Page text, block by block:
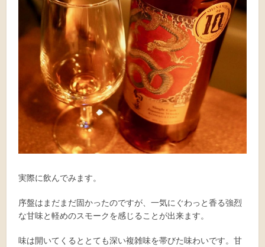
実際に飲んでみます。
序盤はまだまだ固かったのですが、一気にぐわっと香る強烈
な甘味と軽めのスモークを感じることが出来ます。
味は開いてくるととても深い複雑味を帯びた味わいです。甘